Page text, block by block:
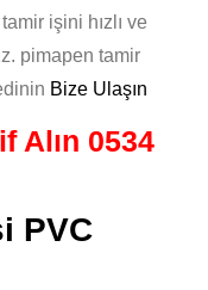
işini hızlı ve
pimapen tamir
Bize Ulaşın
Alın 0534
PVC